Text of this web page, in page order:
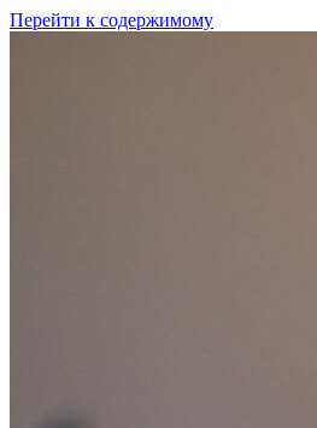
Перейти к содержимому